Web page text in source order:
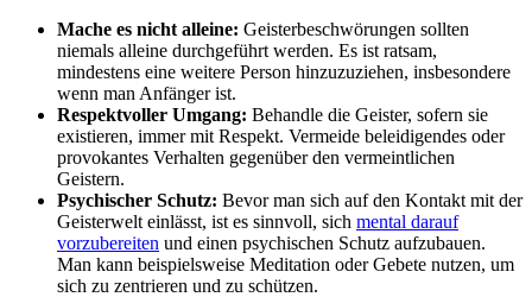
Mache es nicht alleine: Geisterbeschwörungen sollten‍
niemals alleine durchgeführt werden. Es ist ratsam,
mindestens eine weitere Person hinzuzuziehen,⁢ insbesondere
wenn ⁤man Anfänger ist.
Respektvoller Umgang: Behandle die​ Geister,⁤ sofern sie
existieren, immer mit Respekt. Vermeide beleidigendes oder
provokantes​ Verhalten gegenüber den⁢ vermeintlichen
Geistern.
Psychischer⁣ Schutz: Bevor man sich auf⁢ den Kontakt mit ‍der
Geisterwelt einlässt, ist ​es sinnvoll, sich mental darauf
vorzubereiten und ​einen psychischen Schutz aufzubauen.
Man kann beispielsweise Meditation oder Gebete nutzen,⁤ um
sich zu zentrieren ⁣und zu schützen.